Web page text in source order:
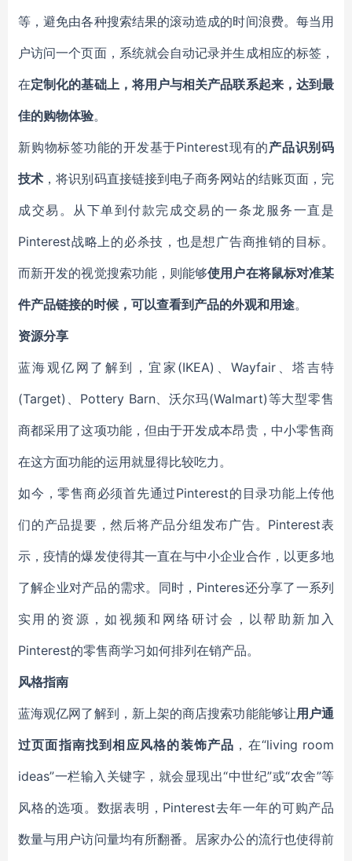
等，避免由各种搜索结果的滚动造成的时间浪费。每当用
户访问一个页面，系统就会自动记录并生成相应的标签，
在定制化的基础上，将用户与相关产品联系起来，达到最
佳的购物体验。
新购物标签功能的开发基于Pinterest现有的产品识别码
技术 ，将识别码直接链接到电子商务网站的结账页面，完
成交易。从下单到付款完成交易的一条龙服务一直是
Pinterest战略上的必杀技，也是想广告商推销的目标。
而新开发的视觉搜索功能，则能够使用户在将鼠标对准某
件产品链接的时候，可以查看到产品的外观和用途。
资源分享
蓝海观亿网了解到，宜家(IKEA)、Wayfair、塔吉特
(Target)、Pottery Barn、沃尔玛(Walmart)等大型零售
商都采用了这项功能，但由于开发成本昂贵，中小零售商
在这方面功能的运用就显得比较吃力。
如今，零售商必须首先通过Pinterest的目录功能上传他
们的产品提要，然后将产品分组发布广告。 Pinterest表
示，疫情的爆发使得其一直在与中小企业合作，以更多地
了解企业对产品的需求。同时，Pinteres还分享了一系列
实用的资源，如视频和网络研讨会，以帮助新加入
Pinterest的零售商学习如何排列在销产品。
风格指南
蓝海观亿网了解到，新上架的商店搜索功能能够让用户通
过页面指南找到相应风格的装饰产品 ，在“living room
ideas”一栏输入关键字，就会显现出“中世纪”或“农舍”等
风格的选项。数据表明，Pinterest去年一年的可购产品
数量与用户访问量均有所翻番。居家办公的流行也使得前